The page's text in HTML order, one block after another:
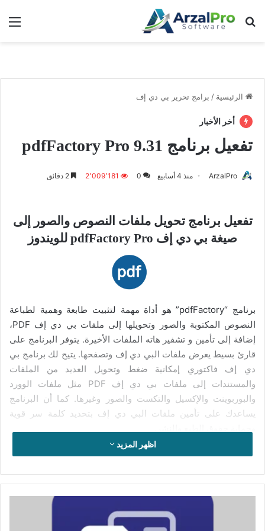
بحث عن
الرئيسية / برامج تحرير بي دي إف
أخر الأخبار
تفعيل برنامج pdfFactory Pro 9.31
ArzalPro منذ 4 أسابيع 0 2٬009٬181
تفعيل برنامج تحويل ملفات النصوص والصور إلى
صيغة بي دي إف pdfFactory Pro للويندوز
برنامج “pdfFactory” هو أداة مهمة لتثبيت طابعة وهمية لطباعة
النصوص المكتوبة والصور وتحويلها إلى ملفات بي دي إف PDF،
إضافة إلى تأمين و تشفير هاته الملفات الأخيرة. يتوفر البرنامج على
قارئ بسيط يعرض ملفات البي دي إف وتصفحها. يتيح لك برنامج بي
دي إف فاكتوري إمكانية ضغط وتحويل العديد من الملفات
والمستندات إلى ملفات بي دي إف PDF مثل ملفات الوورد
والبوربوينت والإكسيل والتكست والصور وغيرها. كما أن البرنامج
يساعدك على تأمين ملفات البي دي إف بتحديد كلمة سر قوية
يتميز برنامج بي دي إف فاكتوري بخفة الوزن، وبسرعة وبساطة فتح
ملفات البي دي إف وعرضها والاستجابة المرنة والسهلة في طباعة
الصفحات، كما يتيح لك إمكانية تكبير أو تصغير حجم الصفحات.
ويساعدك كذلك على إرسال ملفات البي دي إف إلى أشخاص آخرين
عبر الإنترنت. ويتميز برنامج بي دي إف فاكتوري بسهولة وبساطة
اظهر المزيد